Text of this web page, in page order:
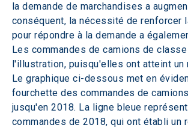
la demande de marchandises a
conséquent, la nécessité de renforcer
pour répondre à la demande a
Les commandes de camions de
l'illustration, puisqu'elles ont atteint un
Le graphique ci-dessous met en
fourchette des commandes de
jusqu'en 2018. La ligne bleue
commandes de 2018, qui ont établi un